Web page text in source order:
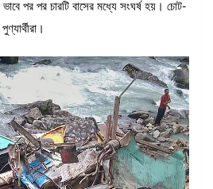
পর পর চারটি বাসের মধ্যে সংঘর্ষ হয়। চোট-